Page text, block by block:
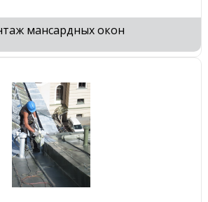
мансардных окон